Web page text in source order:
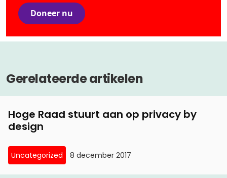
Doneer nu
Gerelateerde artikelen
Hoge Raad stuurt aan op privacy by
design
Uncategorized 8 december 2017